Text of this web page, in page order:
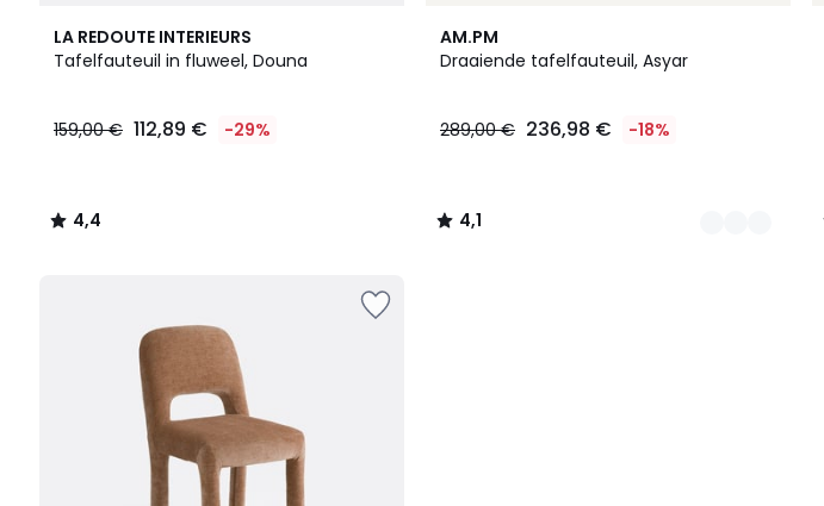
LA REDOUTE INTERIEURS
Tafelfauteuil in fluweel, Douna
159,00 € 112,89 € -29%
4,4
/ 5
4,4
/
AM.PM
Draaiende tafelfauteuil, Asyar
289,00 € 236,98 € -18%
4,1
/ 5
2
Kleuren
4,1
/